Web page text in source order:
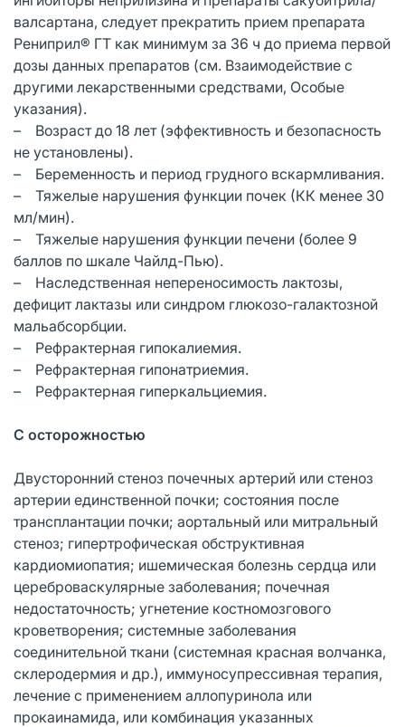
валсартана, следует прекратить прием препарата
Рениприл® ГТ как минимум за 36 ч до приема первой
дозы данных препаратов (см. Взаимодействие с
другими лекарственными средствами, Особые
указания).
– Возраст до 18 лет (эффективность и безопасность
не установлены).
– Беременность и период грудного вскармливания.
– Тяжелые нарушения функции почек (КК менее 30
мл/мин).
– Тяжелые нарушения функции печени (более 9
баллов по шкале Чайлд-Пью).
– Наследственная непереносимость лактозы,
дефицит лактазы или синдром глюкозо-галактозной
мальабсорбции.
– Рефрактерная гипокалиемия.
– Рефрактерная гипонатриемия.
– Рефрактерная гиперкальциемия.
С осторожностью
Двусторонний стеноз почечных артерий или стеноз
артерии единственной почки; состояния после
трансплантации почки; аортальный или митральный
стеноз; гипертрофическая обструктивная
кардиомиопатия; ишемическая болезнь сердца или
цереброваскулярные заболевания; почечная
недостаточность; угнетение костномозгового
кроветворения; системные заболевания
соединительной ткани (системная красная волчанка,
склеродермия и др.), иммуносупрессивная терапия,
лечение с применением аллопуринола или
прокаинамида, или комбинация указанных